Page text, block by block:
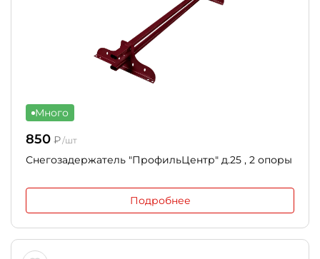
Много
850 ₽/шт
Снегозадержатель "ПрофильЦентр" д.25 , 2 опоры
Подробнее